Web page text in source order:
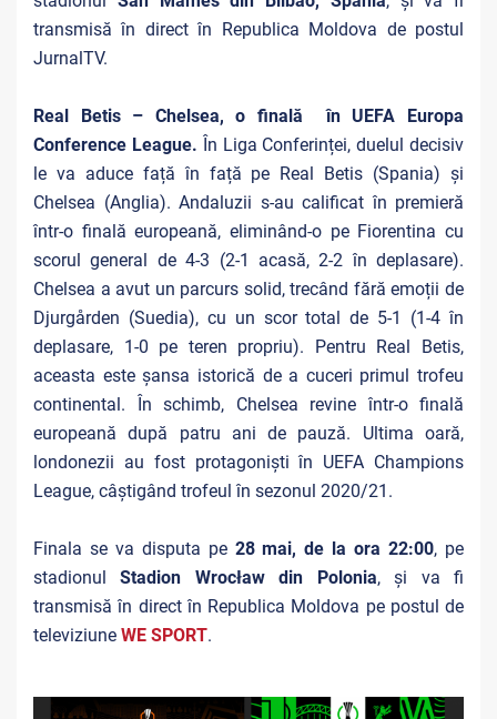
transmisă în direct în Republica Moldova de postul
JurnalTV.
Real Betis – Chelsea, o finală în UEFA Europa
Conference League. În Liga Conferinței, duelul decisiv
le va aduce față în față pe Real Betis (Spania) și
Chelsea (Anglia). Andaluzii s-au calificat în premieră
într-o finală europeană, eliminând-o pe Fiorentina cu
scorul general de 4-3 (2-1 acasă, 2-2 în deplasare).
Chelsea a avut un parcurs solid, trecând fără emoții de
Djurgården (Suedia), cu un scor total de 5-1 (1-4 în
deplasare, 1-0 pe teren propriu). Pentru Real Betis,
aceasta este șansa istorică de a cuceri primul trofeu
continental. În schimb, Chelsea revine într-o finală
europeană după patru ani de pauză. Ultima oară,
londonezii au fost protagoniști în UEFA Champions
League, câștigând trofeul în sezonul 2020/21.
Finala se va disputa pe 28 mai, de la ora 22:00, pe
stadionulStadion Wrocław din Polonia, și va fi
transmisă în direct în Republica Moldova pe postul de
televiziune WE SPORT.